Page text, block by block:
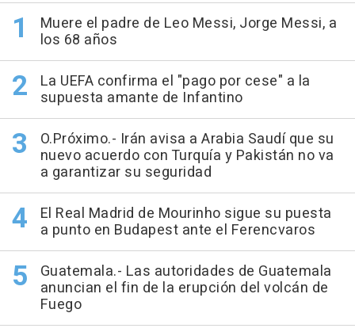
Muere el padre de Leo Messi, Jorge Messi, a
los 68 años
La UEFA confirma el "pago por cese" a la
supuesta amante de Infantino
O.Próximo.- Irán avisa a Arabia Saudí que su
nuevo acuerdo con Turquía y Pakistán no va
a garantizar su seguridad
El Real Madrid de Mourinho sigue su puesta
a punto en Budapest ante el Ferencvaros
Guatemala.- Las autoridades de Guatemala
anuncian el fin de la erupción del volcán de
Fuego